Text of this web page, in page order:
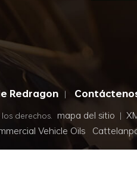
Redragon |
derechos. mapa del sitio |
Vehicle Oils